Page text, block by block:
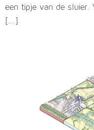
een tipje van de sluier.
[...]